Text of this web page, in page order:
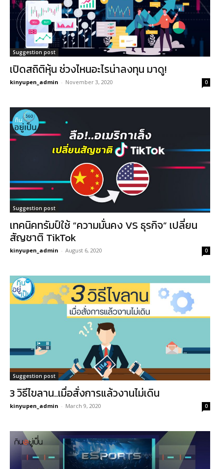
Suggestion post
เปิดสถิติหุ้น ช่วงไหนอะไรน่าลงทุน มาดู!
kinyupen_admin - November 3, 2020 0
Suggestion post
เทคนิคทรัมป์ใช้ “ความมั่นคง VS ธุรกิจ” เปลี่ยน
สัญชาติ TikTok
kinyupen_admin - August 6, 2020 0
Suggestion post
3 วิธีไขลาน..เมื่อสั่งการแล้วงานไม่เดิน
kinyupen_admin - March 9, 2020 0